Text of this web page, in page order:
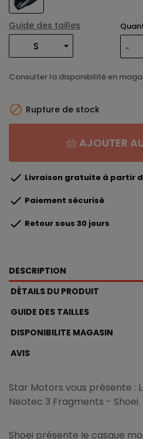
Guide des tailles
Consulter la disponibilité en
 Rupture de stock
AJOUTER
 Livraison gratuite à partir
 Paiement sécurisé
 Retour sous 30 jours
DESCRIPTION
DÉTAILS DU PRODUIT
GUIDE DES TAILLES
DISPONIBILITE MAGASIN
AVIS
Star Motors vous présente :
Neotec 3 Fragments - Shoei
Shoei présente le casque